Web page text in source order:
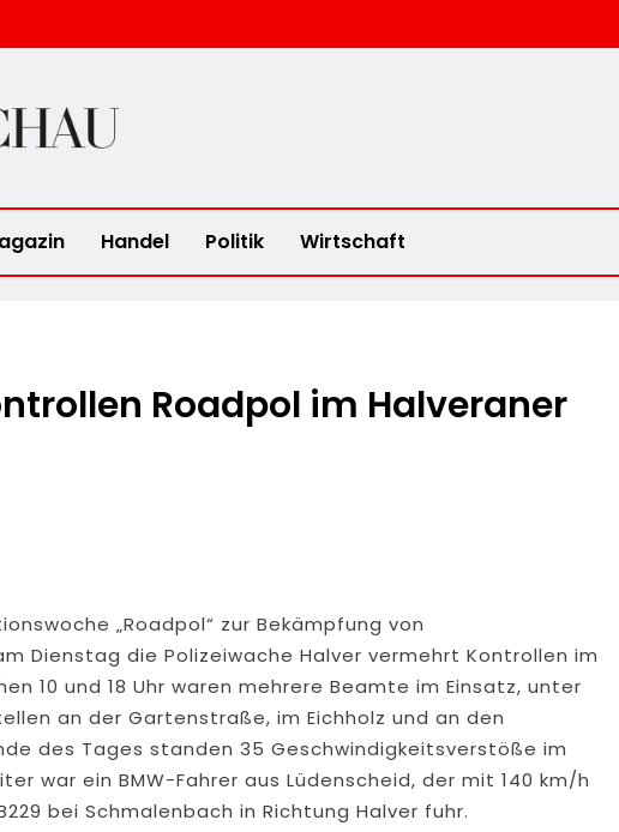
Handel Politik Wirtschaft
Roadpol im Halveraner
„Roadpol“ zur Bekämpfung von
Dienstag die Polizeiwache Halver vermehrt Kontrollen im
10 und 18 Uhr waren mehrere Beamte im Einsatz, unter
an der Gartenstraße, im Eichholz und an den
des Tages standen 35 Geschwindigkeitsverstöße im
war ein BMW-Fahrer aus Lüdenscheid, der mit 140 km/h
bei Schmalenbach in Richtung Halver fuhr.